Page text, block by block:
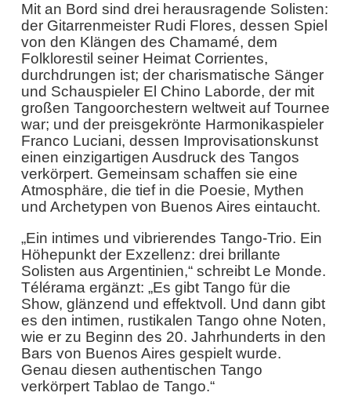
Mit an Bord sind drei herausragende Solisten:
der Gitarrenmeister Rudi Flores, dessen Spiel
von den Klängen des Chamamé, dem
Folklorestil seiner Heimat Corrientes,
durchdrungen ist; der charismatische Sänger
und Schauspieler El Chino Laborde, der mit
großen Tangoorchestern weltweit auf Tournee
war; und der preisgekrönte Harmonikaspieler
Franco Luciani, dessen Improvisationskunst
einen einzigartigen Ausdruck des Tangos
verkörpert. Gemeinsam schaffen sie eine
Atmosphäre, die tief in die Poesie, Mythen
und Archetypen von Buenos Aires eintaucht.
„Ein intimes und vibrierendes Tango-Trio. Ein
Höhepunkt der Exzellenz: drei brillante
Solisten aus Argentinien,“ schreibt Le Monde.
Télérama ergänzt: „Es gibt Tango für die
Show, glänzend und effektvoll. Und dann gibt
es den intimen, rustikalen Tango ohne Noten,
wie er zu Beginn des 20. Jahrhunderts in den
Bars von Buenos Aires gespielt wurde.
Genau diesen authentischen Tango
verkörpert Tablao de Tango.“